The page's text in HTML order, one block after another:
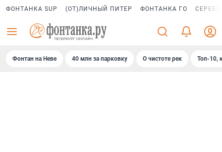
ФОНТАНКА SUP (ОТ)ЛИЧНЫЙ ПИТЕР ФОНТАНКА ГО
Фонтан на Неве 40 млн за парковку О чистоте рек Топ-10,